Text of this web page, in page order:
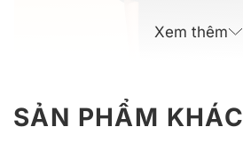
Xem thêm
SẢN PHẨM KHÁC